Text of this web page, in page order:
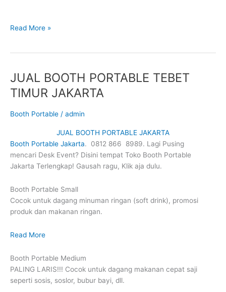
JUAL
BARAT
JAKARTA
Read More »
JUAL BOOTH PORTABLE TEBET
TIMUR JAKARTA
Booth Portable / admin
JUAL BOOTH PORTABLE JAKARTA
Booth Portable Jakarta. 0812 866 8989. Lagi Pusing
mencari Desk Event? Disini tempat Toko Booth Portable
Jakarta Terlengkap! Gausah ragu, Klik aja dulu.
Booth Portable Small
Cocok untuk dagang minuman ringan (soft drink), promosi
produk dan makanan ringan.
Read More
Booth Portable Medium
PALING LARIS!!! Cocok untuk dagang makanan cepat saji
seperti sosis, soslor, bubur bayi, dll.